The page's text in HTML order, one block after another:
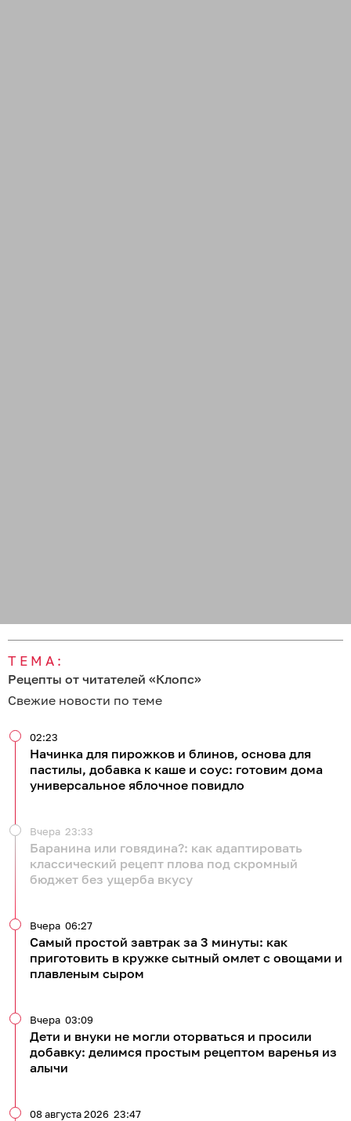
ТЕМА:
Рецепты от читателей «Клопс»
Свежие новости по теме
Начинка для пирожков и блинов, основа для
пастилы, добавка к каше и соус: готовим дома
универсальное яблочное повидло
02:23
Баранина или говядина?: как адаптировать
классический рецепт плова под скромный
бюджет без ущерба вкусу
Вчера 23:33
Самый простой завтрак за 3 минуты: как
приготовить в кружке сытный омлет с овощами и
плавленым сыром
Вчера 06:27
Дети и внуки не могли оторваться и просили
добавку: делимся простым рецептом варенья из
алычи
Вчера 03:09
08 августа 2026 23:47